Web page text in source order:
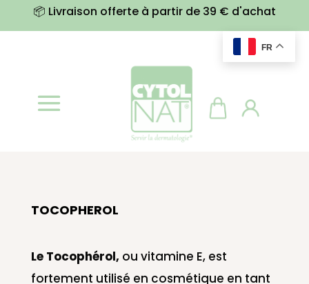
📦 Livraison offerte à partir de 39 € d'achat
TOCOPHEROL
Le Tocophérol, ou vitamine E, est
fortement utilisé en cosmétique en tant
FR